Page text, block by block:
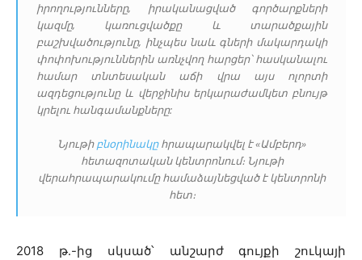
իրողությունները, իրականացված գործարքների
կազմը, կառուցվածքը և տարածքային
բաշխվածությունը, ինչպես նաև գների մակարդակի
փոփոխություններին առնչվող հարցեր՝ հասկանալու
համար տնտեսական աճի վրա այս ոլորտի
ազդեցությունը և վերջինիս երկարաժամկետ բնույթ
կրելու հանգամանքները:
Նյութիբնօրինակըհրապարակվել է «Ամբերդ»
հետազոտական կենտրոնում։ Նյութի
վերահրապարակումը համաձայնեցված է կենտրոնի
հետ։
2018 թ․-ից սկսած՝ անշարժ գույքի շուկայի